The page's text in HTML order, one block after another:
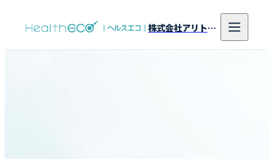
株式会社アリトンシステム研究所